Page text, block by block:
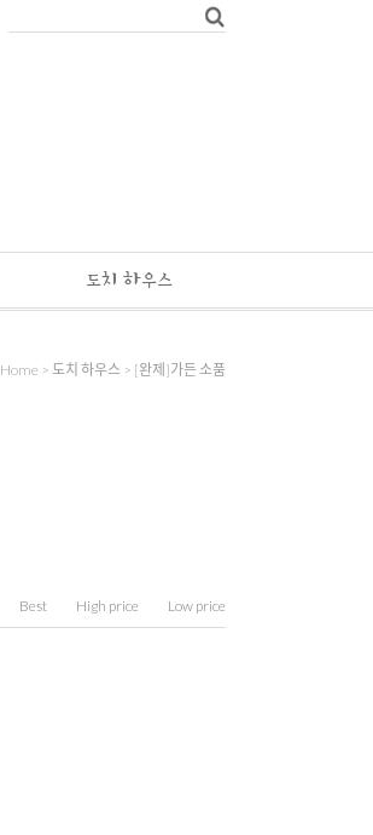
도치 하우스
Home > 도치 하우스 > [완제]가든 소품
Best High price Low price